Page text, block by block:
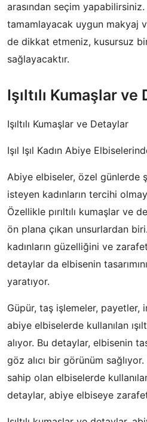
arasından seçim
tamamlayacak uygun makyaj
de dikkat etmeniz, kusursuz
sağlayacaktır.
Işıltılı Kumaşlar
Işıltılı Kumaşlar ve Detaylar
Işıl Işıl Kadın Abiye
Abiye elbiseler, özel günlerde
isteyen kadınların tercihi
Özellikle pırıltılı kumaşlar ve
ön plana çıkan unsurlardan biri.
kadınların güzelliğini ve
detaylar da elbisenin
yaratıyor.
Güpür, taş işlemeler, payetler,
abiye elbiselerde kullanılan
alıyor. Bu detaylar, elbisenin
göz alıcı bir görünüm
sahip olan elbiselerde
detaylar, abiye elbiseye zarafet